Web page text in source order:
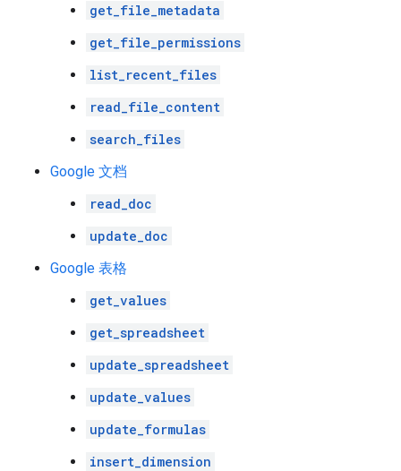
get_file_metadata
get_file_permissions
list_recent_files
read_file_content
search_files
Google 文档
read_doc
update_doc
Google 表格
get_values
get_spreadsheet
update_spreadsheet
update_values
update_formulas
insert_dimension